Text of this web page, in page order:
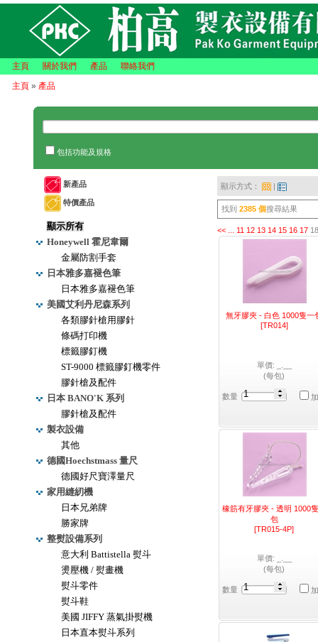
主頁 關於我們 產品
聯絡我們
主頁 » 產品
包括功能及規格
新產品
特價產品
顯示所有
Honeywell 霍尼韋爾
金屬防割手套
日本雅多嘉褪色筆
日本雅多嘉褪色筆
美國艾利丹尼森系列
各類膠針槍用膠針
條碼打印機
標籤膠釘機
ST-9000 標籤膠釘機零件
膠針槍及配件
日本 BANO'K 系列
膠針槍及配件
製衣設備
其他
德國Hoechstmass 量尺
德國好尺寶澤量尺
家用縫紉機
日本兄弟牌
勝家牌
整熨設備系列
意大利 Battistella 熨斗
燙壓機 / 熨畫機
熨斗零件
熨斗鞋
美國 JIFFY 蒸氣掛熨機
日本直本熨斗系列
顯示方式： |
找到 2385 個搜尋結果
<< 11 12 13 14 15 16 17 18
無牙膠夾 - 白色 1000隻一
[TR014]
單價: _.__
(每包)
數量
橡筋有牙膠夾 - 透明 1000
包
[TR015-4P]
單價: _.__
(每包)
數量